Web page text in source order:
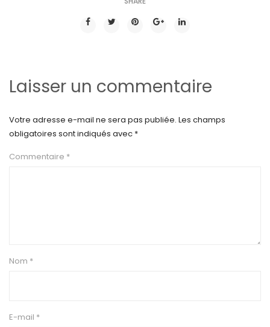
Laisser un commentaire
Votre adresse e-mail ne sera pas publiée. Les champs
obligatoires sont indiqués avec *
Commentaire *
Nom *
E-mail *